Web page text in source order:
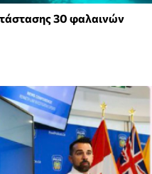
30 φαλαινών